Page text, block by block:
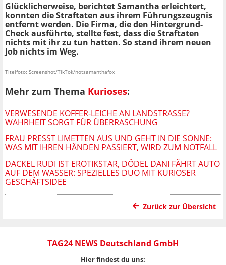
Glücklicherweise, berichtet Samantha erleichtert,
konnten die Straftaten aus ihrem Führungszeugnis
entfernt werden. Die Firma, die den Hintergrund-
Check ausführte, stellte fest, dass die Straftaten
nichts mit ihr zu tun hatten. So stand ihrem neuen
Job nichts im Weg.
Titelfoto: Screenshot/TikTok/notsamanthafox
Mehr zum Thema Kurioses:
VERWESENDE KOFFER-LEICHE AN LANDSTRASSE? W
AHRHEIT SORGT FÜR ÜBERRASCHUNG
FRAU PRESST LIMETTEN AUS UND GEHT IN DIE SONNE:
WAS MIT IHREN HÄNDEN PASSIERT, WIRD ZUM NOTFALL
DACKEL RUDI IST EROTIKSTAR, DÖDEL DANI FÄHRT AUTO
AUF DEM WASSER: SPEZIELLES DUO MIT KURIOSER
GESCHÄFTSIDEE
Zurück zur Übersicht
TAG24 NEWS Deutschland GmbH
Hier findest du uns: